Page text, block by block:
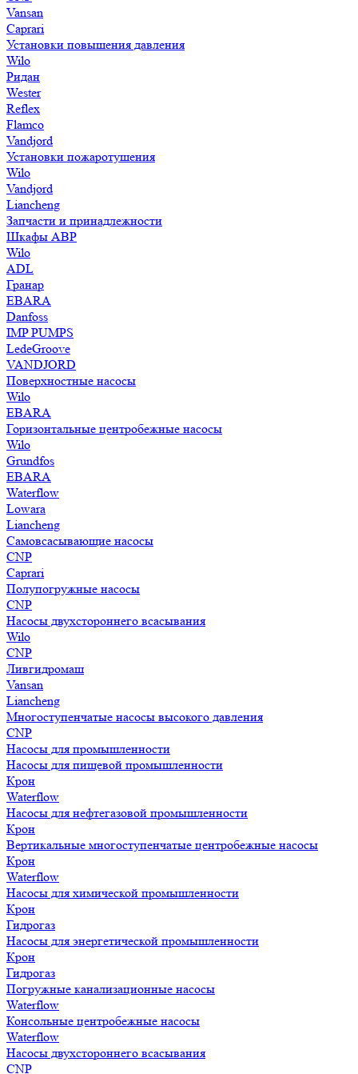
Vansan
Caprari
Установки повышения давления
Wilo
Ридан
Wester
Reflex
Flamco
Vandjord
Установки пожаротушения
Wilo
Vandjord
Liancheng
Запчасти и принадлежности
Шкафы АВР
Wilo
ADL
Гранар
EBARA
Danfoss
IMP PUMPS
LedeGroove
VANDJORD
Поверхностные насосы
Wilo
EBARA
Горизонтальные центробежные насосы
Wilo
Grundfos
EBARA
Waterflow
Lowara
Liancheng
Самовсасывающие насосы
CNP
Caprari
Полупогружные насосы
CNP
Насосы двухстороннего всасывания
Wilo
CNP
Ливгидромаш
Vansan
Liancheng
Многоступенчатые насосы высокого давления
CNP
Насосы для промышленности
Насосы для пищевой промышленности
Крон
Waterflow
Насосы для нефтегазовой промышленности
Крон
Вертикальные многоступенчатые центробежные насосы
Крон
Waterflow
Насосы для химической промышленности
Крон
Гидрогаз
Насосы для энергетической промышленности
Крон
Гидрогаз
Погружные канализационные насосы
Waterflow
Консольные центробежные насосы
Waterflow
Насосы двухстороннего всасывания
CNP